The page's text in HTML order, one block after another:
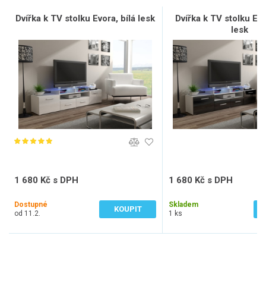
Dvířka k TV stolku Evora, bílá lesk
1 680 Kč s DPH
Dostupné
od 11.2.
KOUPIT
Dvířka k TV stolku
lesk
1 680 Kč s DPH
Skladem
1 ks